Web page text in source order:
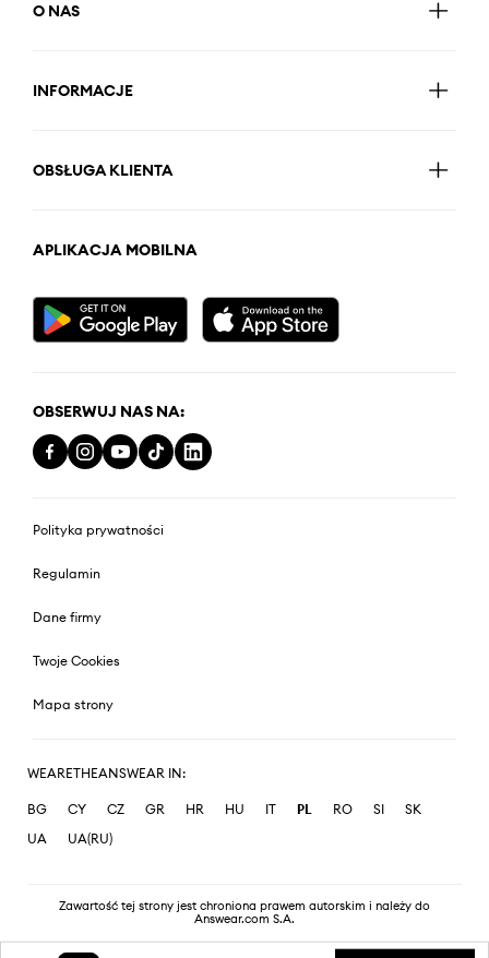
O NAS
INFORMACJE
OBSŁUGA KLIENTA
APLIKACJA MOBILNA
OBSERWUJ NAS NA:
Polityka prywatności
Regulamin
Dane firmy
Twoje Cookies
Mapa strony
WEARETHEANSWEAR IN:
BG CY CZ GR HR HU IT PL RO SI
SK
UA
UA(RU)
Zawartość tej strony jest chroniona prawem autorskim i należy do
Answear.com S.A.